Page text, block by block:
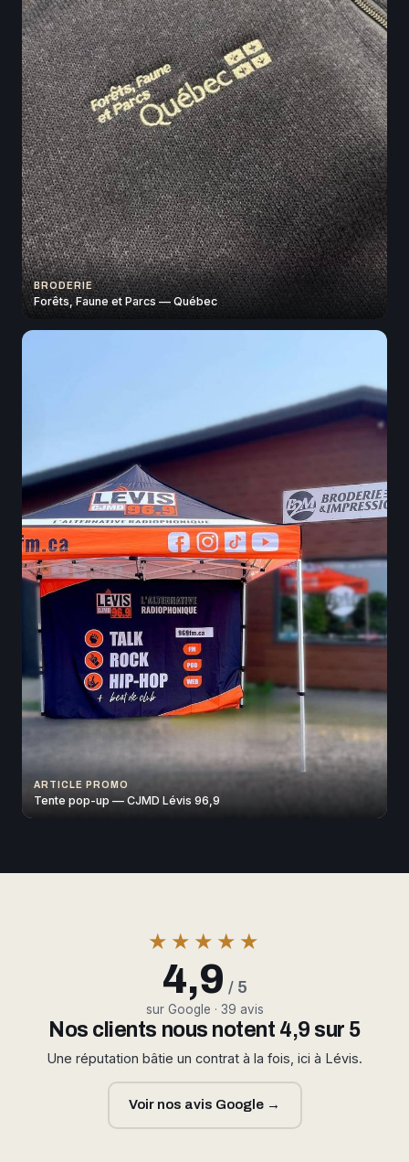
BRODERIE
Forêts, Faune et Parcs — Québec
ARTICLE PROMO
Tente pop-up — CJMD Lévis 96,9
★★★★★
4,9 / 5
sur Google · 39 avis
Nos clients nous notent 4,9 sur 5
Une réputation bâtie un contrat à la fois, ici à Lévis.
Voir nos avis Google →